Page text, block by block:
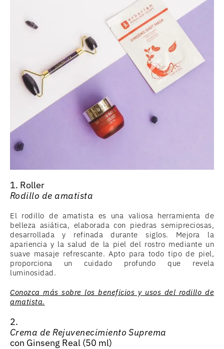
1. Roller
Rodillo de amatista
El rodillo de amatista es una valiosa herramienta de
belleza asiática, elaborada con piedras semipreciosas,
desarrollada y refinada durante siglos. Mejora la
apariencia y la salud de la piel del rostro mediante un
suave masaje refrescante. Apto para todo tipo de piel,
proporciona un cuidado profundo que revela
luminosidad.
Conozca más sobre los beneficios y usos del rodillo de
amatista.
2.
Crema de Rejuvenecimiento Suprema
con Ginseng Real (50 ml)